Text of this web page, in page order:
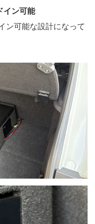
イン可能
ン可能な設計になって